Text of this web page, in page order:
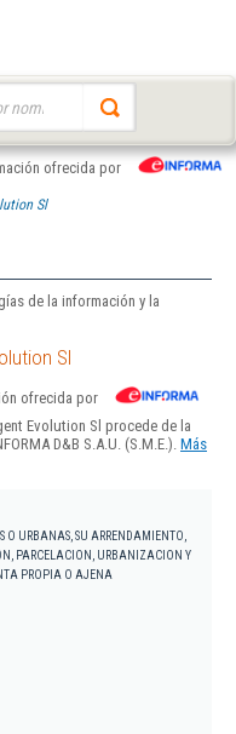
ofrecida por
Sl
de la información y la
Sl
ofrecida por
Evolution Sl procede de la
D&B S.A.U. (S.M.E.). Más
O URBANAS, SU ARRENDAMIENTO,
PARCELACION, URBANIZACION Y
PROPIA O AJENA